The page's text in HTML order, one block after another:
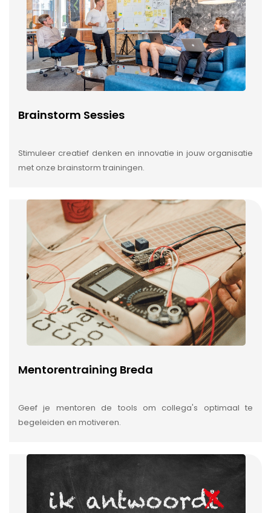
Brainstorm Sessies
Stimuleer creatief denken en innovatie in jouw organisatie
met onze brainstorm trainingen.
Mentorentraining Breda
Geef je mentoren de tools om collega's optimaal te
begeleiden en motiveren.